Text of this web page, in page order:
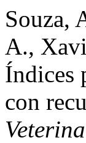
Souza,
A.,
Índices
con